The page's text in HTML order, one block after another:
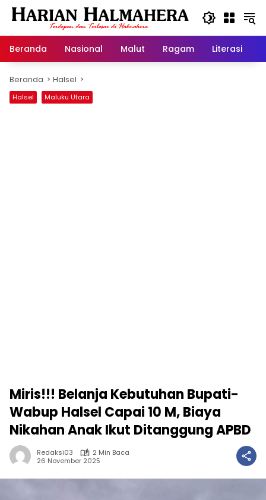
Langsung
Beranda
Nasional Malut Ragam Literasi
Beranda Halsel
Halsel Maluku Utara
Miris!!! Belanja Kebutuhan Bupati-
Wabup Halsel Capai 10 M, Biaya
Nikahan Anak Ikut Ditanggung APBD
Redaksi03
2 Min Baca
26 November 2025